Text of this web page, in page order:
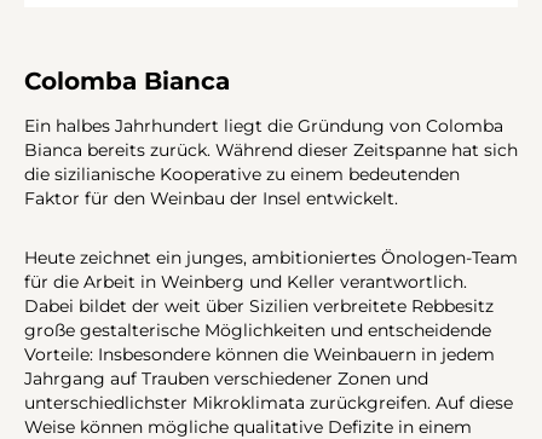
Colomba Bianca
Ein halbes Jahrhundert liegt die Gründung von Colomba
Bianca bereits zurück. Während dieser Zeitspanne hat sich
die sizilianische Kooperative zu einem bedeutenden
Faktor für den Weinbau der Insel entwickelt.
Heute zeichnet ein junges, ambitioniertes Önologen-Team
für die Arbeit in Weinberg und Keller verantwortlich.
Dabei bildet der weit über Sizilien verbreitete Rebbesitz
große gestalterische Möglichkeiten und entscheidende
Vorteile: Insbesondere können die Weinbauern in jedem
Jahrgang auf Trauben verschiedener Zonen und
unterschiedlichster Mikroklimata zurückgreifen. Auf diese
Weise können mögliche qualitative Defizite in einem